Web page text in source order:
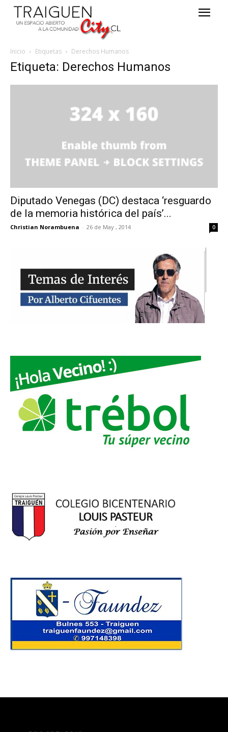
Inicio Etiquetas Derechos Humanos
Etiqueta: Derechos Humanos
Diputado Venegas (DC) destaca ‘resguardo
de la memoria histórica del país’...
Christian Norambuena - 26 de May , 2014 0